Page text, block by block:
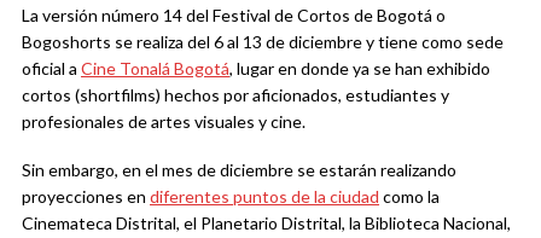
La versión número 14 del Festival de Cortos de Bogotá o
Bogoshorts se realiza del 6 al 13 de diciembre y tiene como sede
oficial a Cine Tonalá Bogotá, lugar en donde ya se han exhibido
cortos (shortfilms) hechos por aficionados, estudiantes y
profesionales de artes visuales y cine.
Sin embargo, en el mes de diciembre se estarán realizando
proyecciones en diferentes puntos de la ciudad como la
Cinemateca Distrital, el Planetario Distrital, la Biblioteca Nacional,